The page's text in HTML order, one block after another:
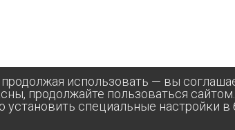
использовать — вы
продолжайте пользоваться
специальные настройки в